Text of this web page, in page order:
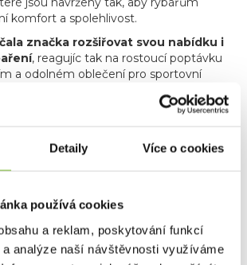
Detaily Více o cookies
používá cookies
a reklam, poskytování funkcí
analýze naší návštěvnosti využíváme
komfort a spolehlivost.
značka rozšiřovat svou nabídku i
, reagujíc tak na rostoucí poptávku
a odolném oblečení pro sportovní
které splňuje náročné požadavky
které vám umožní soustředit se
na počasí.
skvělé lifestyle produkty, jako jsou
praktičnost, ale také umožňují rybářům
nosit oblečení, které reflektuje